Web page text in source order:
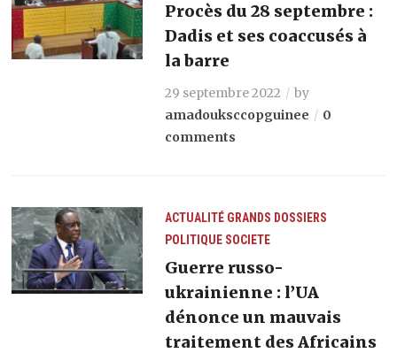
Procès du 28 septembre :
Dadis et ses coaccusés à
la barre
29 septembre 2022
by
amadouksccopguinee
0
comments
ACTUALITÉ GRANDS DOSSIERS
POLITIQUE SOCIETE
Guerre russo-
ukrainienne : l’UA
dénonce un mauvais
traitement des Africains